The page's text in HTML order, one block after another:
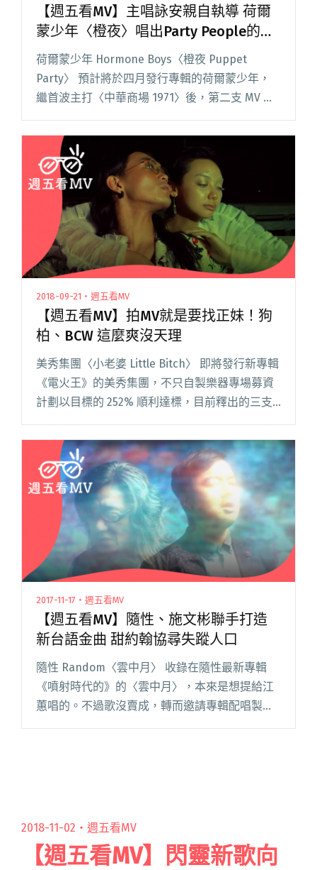
【週五看MV】主唱詠安親自執導 荷爾
蒙少年〈橙夜〉唱出Party People的放
縱與寂寞
荷爾蒙少年 Hormone Boys〈橙夜 Puppet
Party〉 預計將於四月發行專輯的荷爾蒙少年，
繼首波主打〈中華商場 1971〉後，第二支 MV 在
愚人節前夕上線啦！動感的 disco beat 搭上復古
浪潮，彷彿讓人置身派對現場閱讀全文 "【週五
看MV】主唱詠安親自執導 荷爾蒙少年〈橙夜〉唱
出Party People的放縱與寂寞"
2018-09-21・週五看MV
【週五看MV】拍MV就是要找正妹！狗
柏、BCW 這麼爽沒天理
美秀集團〈小老婆 Little Bitch〉 即將發行新專輯
《電火王》的美秀集團，不只自製樂器專場募資
計劃以目標的 252% 順利達標，目前釋出的三支
婆〉是「外遇三部曲」的第二首，前一首〈米兒
閱讀全文 "【週五看MV】拍MV就是要找正妹！狗
柏、BCW 這麼爽沒天理"
2017-11-17・週五看MV
【週五看MV】隨性、施文彬聯手打造
新台語金曲 甜約翰協尋失蹤人口
隨性 Random〈雲中月〉 收錄在隨性最新專輯
《噴射時代的》的〈雲中月〉，本來是想提給江
蕙唱的。不過歌沒賣成，轉而邀請專輯配唱製作
人施文彬對唱，跨世代的男男對唱，唱出等待的
2018-11-02・ 週五看MV
【週五看MV】閃靈新歌向